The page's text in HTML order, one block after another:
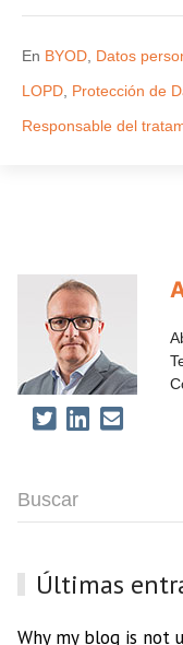
En BYOD Datos
LOPD Protección de
Responsable del
Últimas
Why my blog is not